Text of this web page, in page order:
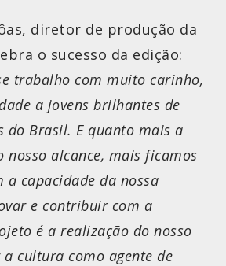
diretor de produção da
o sucesso da edição:
trabalho com muito carinho,
a jovens brilhantes de
do Brasil. E quanto mais a
nosso alcance, mais ficamos
a capacidade da nossa
e contribuir com a
é a realização do nosso
cultura como agente de